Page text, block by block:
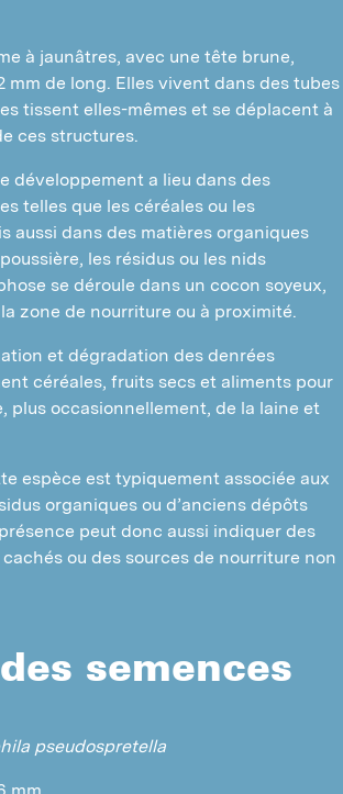
à jaunâtres, avec une tête brune,
mm de long. Elles vivent dans des tubes
tissent elles-mêmes et se déplacent à
ces structures.
développement a lieu dans des
telles que les céréales ou les
aussi dans des matières organiques
les résidus ou les nids
se déroule dans un cocon soyeux,
zone de nourriture ou à proximité.
et dégradation des denrées
céréales, fruits secs et aliments pour
plus occasionnellement, de la laine et
espèce est typiquement associée aux
organiques ou d’anciens dépôts
peut donc aussi indiquer des
ou des sources de nourriture non
semences
pseudospretella